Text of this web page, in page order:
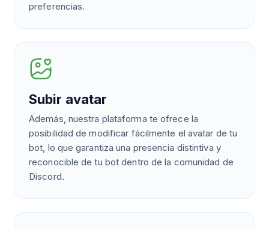
preferencias.
Subir avatar
Además, nuestra plataforma te ofrece la
posibilidad de modificar fácilmente el avatar de tu
bot, lo que garantiza una presencia distintiva y
reconocible de tu bot dentro de la comunidad de
Discord.